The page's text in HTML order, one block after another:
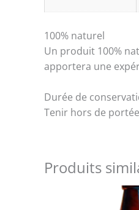
100% naturel
Un produit 100%
apportera une
Durée de
Tenir hors de
Produits